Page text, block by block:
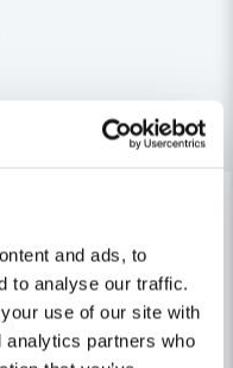
and ads, to
to analyse our traffic.
use of our site with
analytics partners who